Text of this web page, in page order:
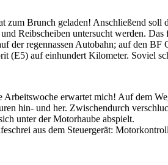
zum Brunch geladen! Anschließend
Reibscheiben untersucht werden.
der regennassen Autobahn; auf den
(E5) auf einhundert Kilometer. Soviel
Arbeitswoche erwartet mich! Auf dem
hin- und her. Zwischendurch
unter der Motorhaube abspielt.
aus dem Steuergerät: